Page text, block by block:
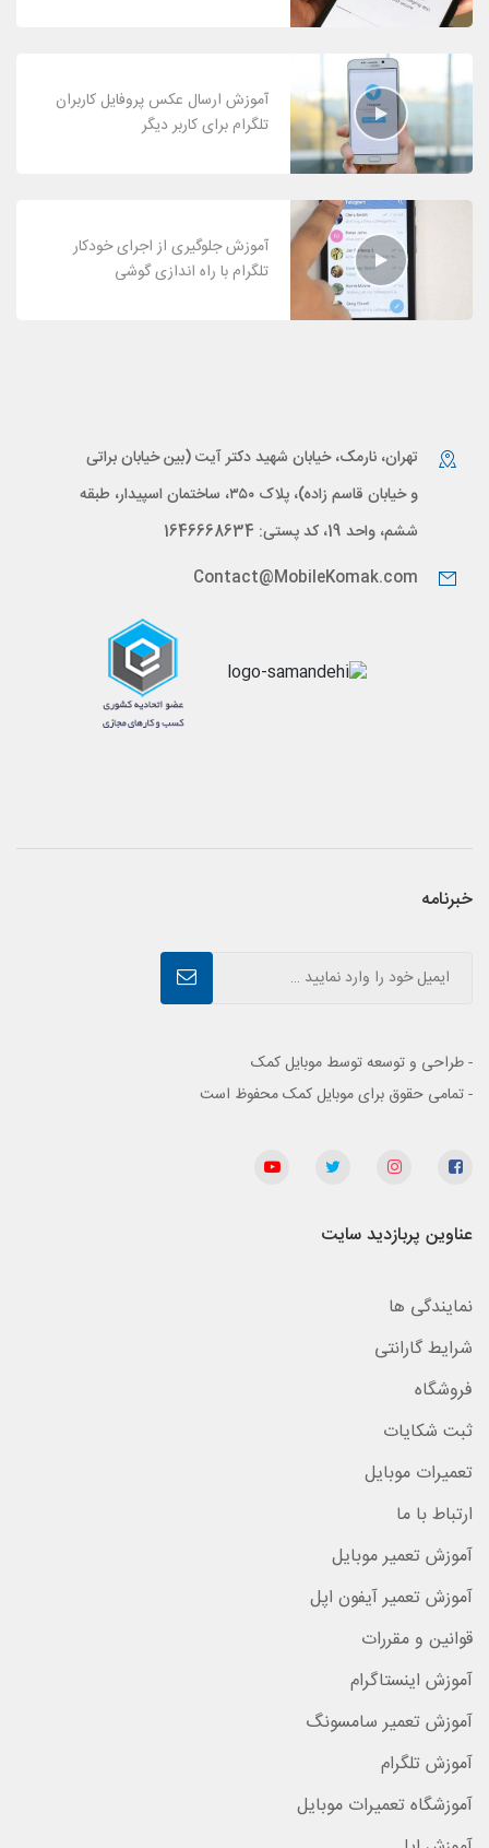
آموزش ارسال عکس پروفایل کاربران
تلگرام برای کاربر دیگر
آموزش جلوگیری از اجرای خودکار
تلگرام با راه اندازی گوشی
تهران، نارمک، خیابان شهید دکتر آیت (بین خیابان براتی
و خیابان قاسم زاده)، پلاک ۳۵۰، ساختمان اسپیدار، طبقه
ششم، واحد 19، کد پستی: 1646668634
Contact@MobileKomak.com
خبرنامه
- طراحی و توسعه توسط موبایل کمک
- تمامی حقوق برای موبایل کمک محفوظ است
عناوین پربازدید سایت
نمایندگی ها
شرایط گارانتی
فروشگاه
ثبت شکایات
تعمیرات موبایل
ارتباط با ما
آموزش تعمیر موبایل
آموزش تعمیر آیفون اپل
قوانین و مقررات
آموزش اینستاگرام
آموزش تعمیر سامسونگ
آموزش تلگرام
آموزشگاه تعمیرات موبایل